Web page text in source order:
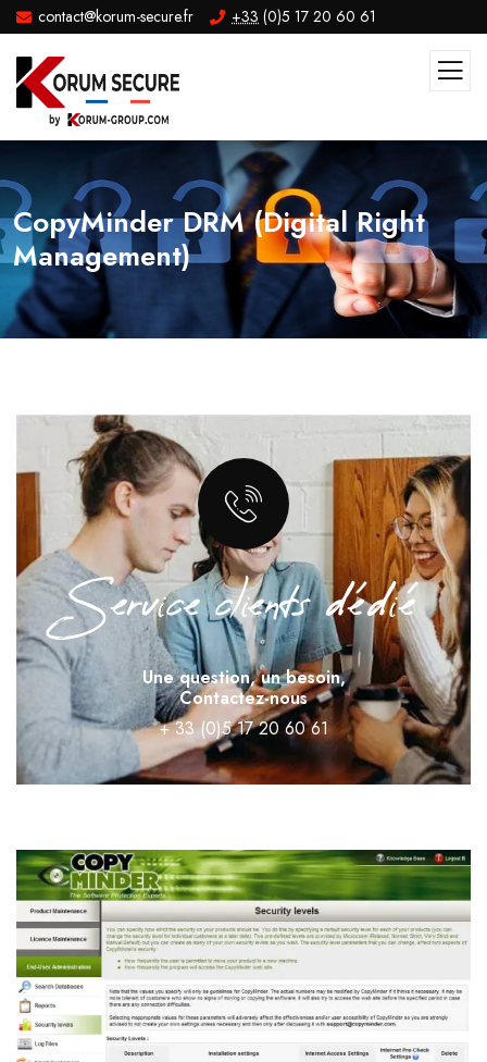
contact@korum-secure.fr +33 (0)5 17 20 60 61
CopyMinder DRM (Digital Right
Management)
Service clients dédié
Une question, un besoin,
Contactez-nous
+ 33 (0)5 17 20 60 61